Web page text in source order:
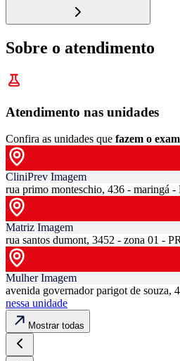
Sobre o atendimento
Atendimento nas unidades
Confira as unidades que fazem o
CliniPrev Imagem
rua primo monteschio, 436 - maringá -
Matriz Imagem
rua santos dumont, 3452 - zona 01 - PR
Mulher Imagem
avenida governador parigot de souza,
nessa unidade
Mostrar todas